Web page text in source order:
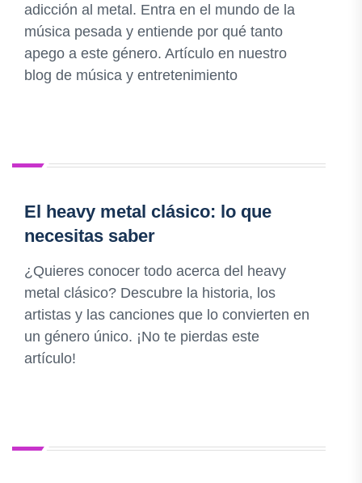
adicción al metal. Entra en el mundo de la
música pesada y entiende por qué tanto
apego a este género. Artículo en nuestro
blog de música y entretenimiento
El heavy metal clásico: lo que
necesitas saber
¿Quieres conocer todo acerca del heavy
metal clásico? Descubre la historia, los
artistas y las canciones que lo convierten en
un género único. ¡No te pierdas este
artículo!